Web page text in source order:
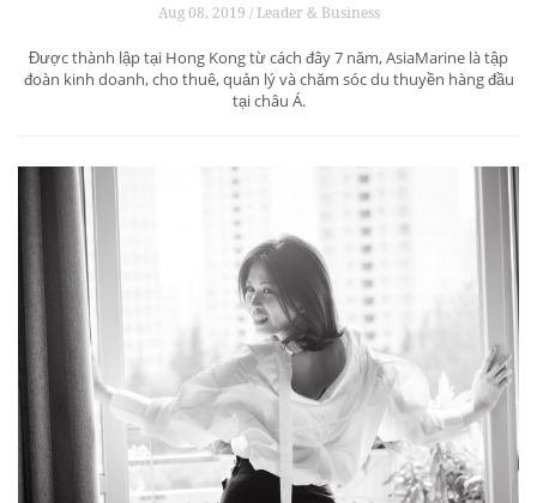
Aug 08, 2019 / Leader & Business
Được thành lập tại Hong Kong từ cách đây 7 năm, AsiaMarine là tập
đoàn kinh doanh, cho thuê, quản lý và chăm sóc du thuyền hàng đầu
tại châu Á.